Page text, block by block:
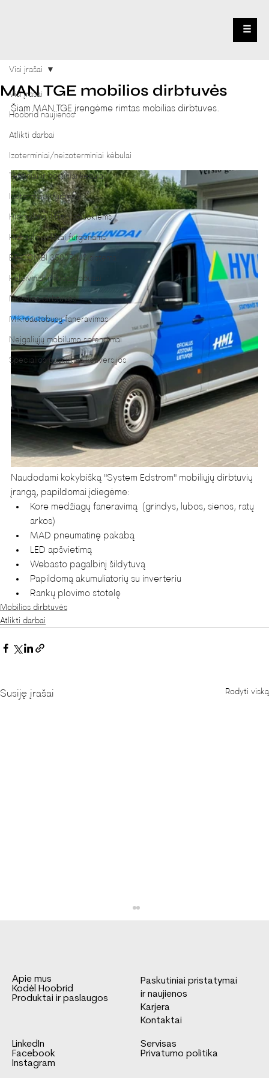
☰
Visi įrašai
Hoobrid naujienos
Atlikti darbai
Izoterminiai/neizoterminiai kėbulai
Tentiniai ir bortiniai kėbulai
Izoterminiai furgonai
Hidrauliniai liftai važiuoklėms
Hidrauliniai liftai furgonams
BE-COMBI 3500PLUS sistema
Keleiviniai mikroautobusai
Mobilios dirbtuvės
Mikroautobusų faneravimas
Neįgaliųjų mobilumo sprendimai
Specialios paskirties konversijos
Visi įrašai
MAN TGE mobilios dirbtuvės
Šiam MAN TGE įrengėme rimtas mobilias dirbtuves.
Naudodami kokybišką "System Edstrom" mobiliųjų dirbtuvių
įrangą, papildomai įdiegėme:
Kore medžiagų faneravimą  (grindys, lubos, sienos, ratų
arkos)
MAD pneumatinę pakabą
LED apšvietimą
Webasto pagalbinį šildytuvą
Papildomą akumuliatorių su inverteriu
Rankų plovimo stotelę
Mobilios dirbtuvės
Atlikti darbai
Susiję įrašai Rodyti viską
FNA tipo kėbulas Mercedes-Benz
Sprinter važiuoklei
Apie mus
Kodėl Hoobrid
Produktai ir paslaugos
Paskutiniai pristatymai
ir naujienos
Karjera
Kontaktai
Servisas
Privatumo politika
LinkedIn
Facebook
Instagram